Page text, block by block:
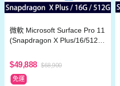
微軟 Microsoft Surface Pro 11
(Snapdragon X Plus/16/512)
$49,888 $68,900
免運